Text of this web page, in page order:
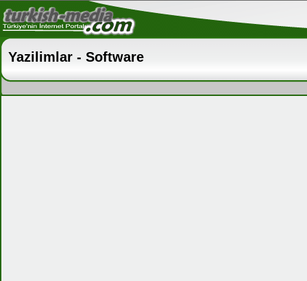
Yazilimlar - Software